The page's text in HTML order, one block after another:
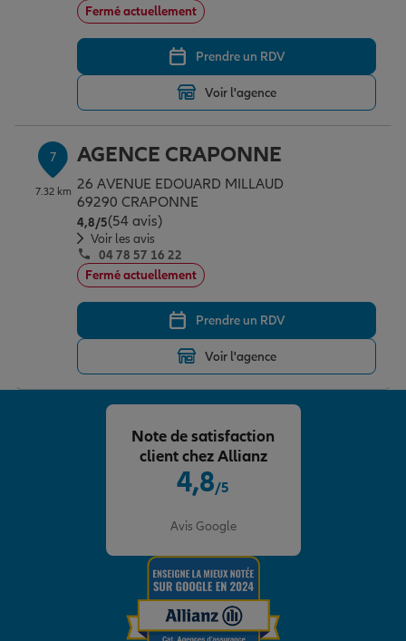
Fermé actuellement
Prendre un RDV
Voir l'agence
7
7.32 km
AGENCE CRAPONNE
26 AVENUE EDOUARD MILLAUD
69290 CRAPONNE
4,8/5Note de 4.8 sur 5
(54 avis)
Voir les avis
04 78 57 16 22
Fermé actuellement
Prendre un RDV
Voir l'agence
4,8/5
Avis Google
Note de satisfaction
client chez Allianz